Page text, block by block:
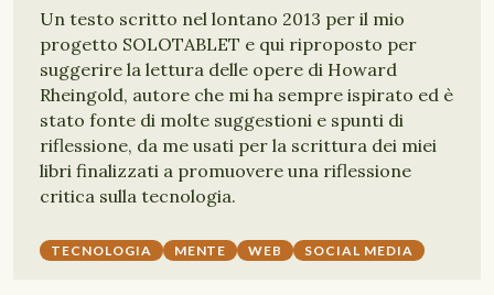
Un testo scritto nel lontano 2013 per il mio
progetto SOLOTABLET e qui riproposto per
suggerire la lettura delle opere di Howard
Rheingold, autore che mi ha sempre ispirato ed è
stato fonte di molte suggestioni e spunti di
riflessione, da me usati per la scrittura dei miei
libri finalizzati a promuovere una riflessione
critica sulla tecnologia.
TECNOLOGIA MENTE WEB SOCIAL MEDIA